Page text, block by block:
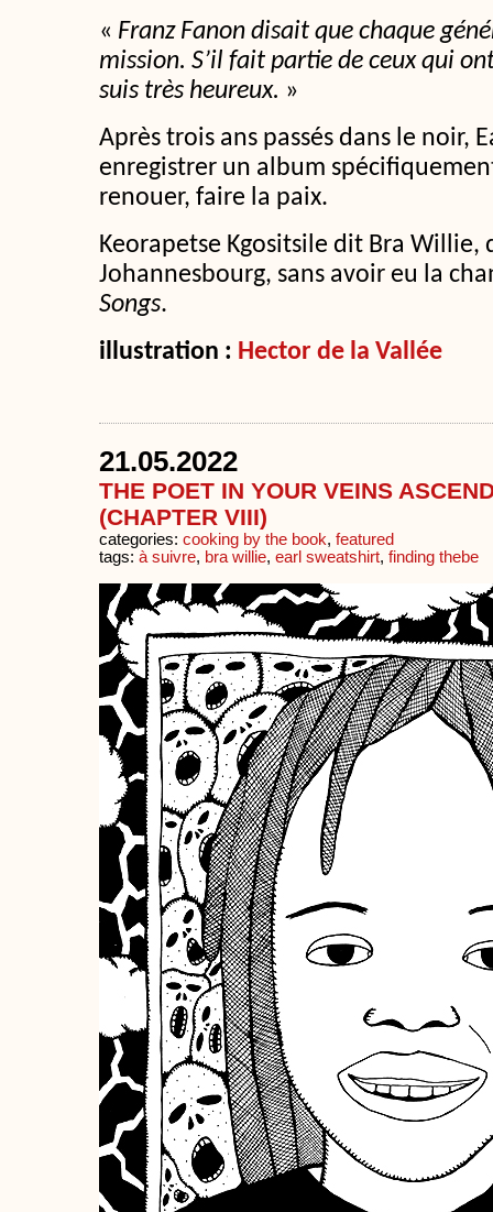
« Franz Fanon disait que chaque
mission. S’il fait partie de ceux qui
suis très heureux. »
Après trois ans passés dans le noir,
enregistrer un album
renouer, faire la paix.
Keorapetse Kgositsile dit Bra Willie,
Johannesbourg, sans avoir eu la
Songs.
illustration : Hector de la Vallée
21.05.2022
THE POET IN YOUR VEINS
(CHAPTER VIII)
categories: cooking by the book, featured
tags: à suivre, bra willie, earl sweatshirt, finding thebe